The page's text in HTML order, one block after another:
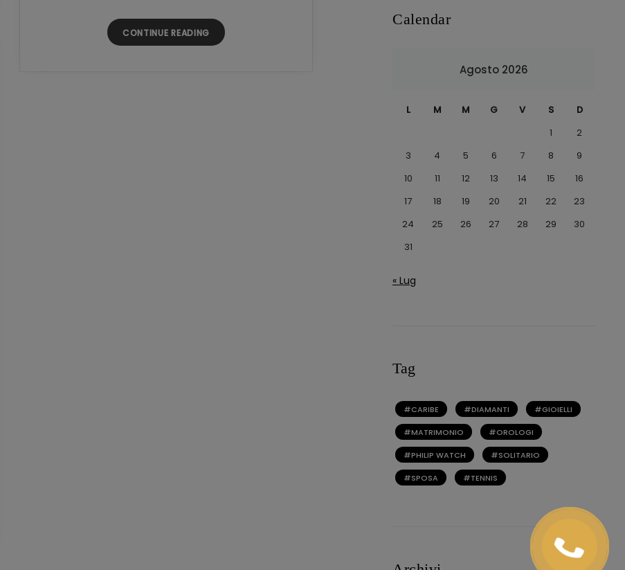
CONTINUE READING
Calendar
Agosto 2026
L M M G V S
D
1
2
3
4 5 6 7 8
9
10
11 12 13 14 15
16
17
18 19 20 21 22
23
24
25 26 27 28 29
30
31
« Lug
Tag
CARIBE DIAMANTI GIOIELLI
MATRIMONIO OROLOGI
PHILIP WATCH SOLITARIO
SPOSA TENNIS